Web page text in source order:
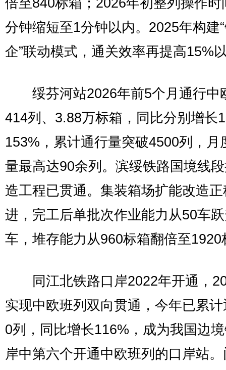
倍至840标箱；2026年初整列操作时
分钟缩短至1分钟以内。2025年构建
企”联动模式，通关效率再提高15%
绥芬河站2026年前5个月通行中
414列、3.88万标箱，同比分别增长
153%，累计通行量突破4500列，月
量最高达90余列。滨绥铁路国境线
造工程已贯通。集装箱场扩能改造
进，完工后单批次作业能力从50车
车，堆存能力从960标箱翻倍至1920
同江北铁路口岸2022年开通，
实现中欧班列双向贯通，今年已累
0列，同比增长116%，成为我国边
岸中第六个开通中欧班列的口岸站